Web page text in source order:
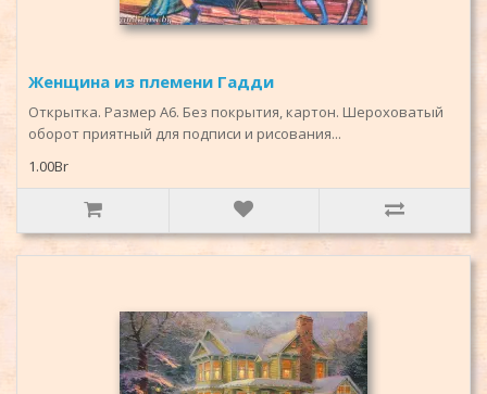
Женщина из племени Гадди
Открытка. Размер А6. Без покрытия, картон. Шероховатый
оборот приятный для подписи и рисования...
1.00Br